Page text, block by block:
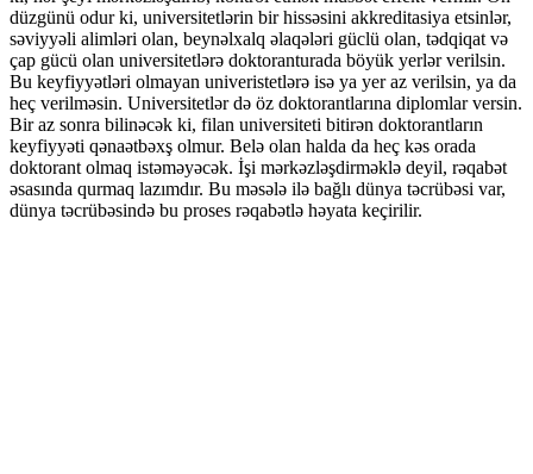
düzgünü odur ki, universitetlərin bir hissəsini akkreditasiya etsinlər,
səviyyəli alimləri olan, beynəlxalq əlaqələri güclü olan, tədqiqat və
çap gücü olan universitetlərə doktoranturada böyük yerlər verilsin.
Bu keyfiyyətləri olmayan univeristetlərə isə ya yer az verilsin, ya da
heç verilməsin. Universitetlər də öz doktorantlarına diplomlar versin.
Bir az sonra bilinəcək ki, filan universiteti bitirən doktorantların
keyfiyyəti qənaətbəxş olmur. Belə olan halda da heç kəs orada
doktorant olmaq istəməyəcək. İşi mərkəzləşdirməklə deyil, rəqabət
əsasında qurmaq lazımdır. Bu məsələ ilə bağlı dünya təcrübəsi var,
dünya təcrübəsində bu proses rəqabətlə həyata keçirilir.